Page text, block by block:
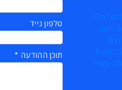
טלפון נייד
תוכן ההודעה